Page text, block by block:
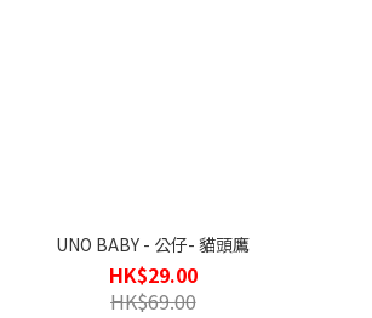
UNO BABY - 公仔- 貓頭鷹
HK$29.00
HK$69.00